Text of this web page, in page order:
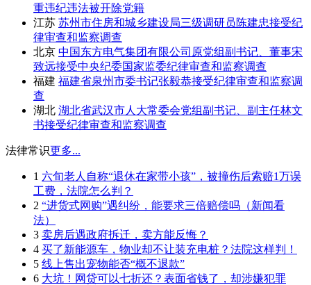
重违纪违法被开除党籍
江苏 苏州市住房和城乡建设局三级调研员陈建忠接受纪
律审查和监察调查
北京 中国东方电气集团有限公司原党组副书记、董事宋
致远接受中央纪委国家监委纪律审查和监察调查
福建 福建省泉州市委书记张毅恭接受纪律审查和监察调
查
湖北 湖北省武汉市人大常委会党组副书记、副主任林文
书接受纪律审查和监察调查
法律常识更多...
1 六旬老人自称“退休在家带小孩”，被撞伤后索赔1万误
工费，法院怎么判？
2 “进货式网购”遇纠纷，能要求三倍赔偿吗（新闻看
法）
3 卖房后遇政府拆迁，卖方能反悔？
4 买了新能源车，物业却不让装充电桩？法院这样判！
5 线上售出宠物能否“概不退款”
6 大坑！网贷可以七折还？表面省钱了，却涉嫌犯罪